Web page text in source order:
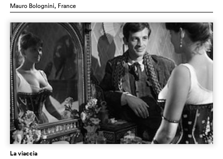
Mauro Bolognini, France
La viaccia